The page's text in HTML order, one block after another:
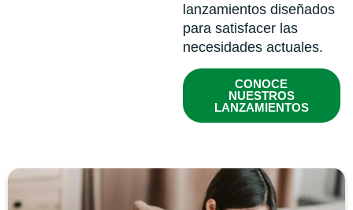
lanzamientos diseñados
para satisfacer las
necesidades actuales.
CONOCE
NUESTROS
LANZAMIENTOS